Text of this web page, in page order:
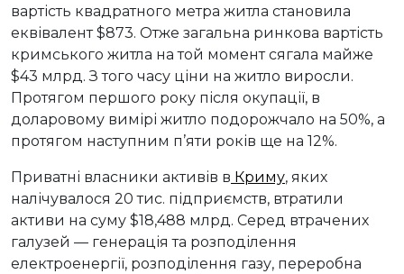
вартість квадратного метра житла становила
еквівалент $873. Отже загальна ринкова вартість
кримського житла на той момент сягала майже
$43 млрд. З того часу ціни на житло виросли.
Протягом першого року після окупації, в
доларовому вимірі житло подорожчало на 50%, а
протягом наступним п’яти років ще на 12%.
Приватні власники активів в Криму, яких
налічувалося 20 тис. підприємств, втратили
активи на суму $18,488 млрд. Серед втрачених
галузей — генерація та розподілення
електроенергії, розподілення газу, переробна